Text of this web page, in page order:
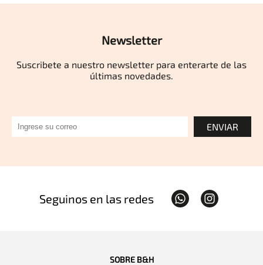
Newsletter
Suscribete a nuestro newsletter para enterarte de las
últimas novedades.
ENVIAR
Seguinos en las redes
SOBRE B&H